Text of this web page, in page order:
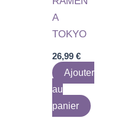
A
TOKYO
26,99 €
Ajouter
au
panier